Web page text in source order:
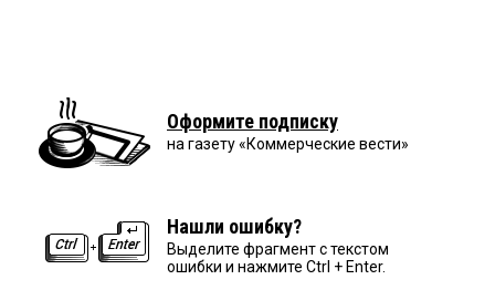
Оформите подписку
на газету «Коммерческие вести»
Нашли ошибку?
Выделите фрагмент с текстом
ошибки и нажмите Ctrl + Enter.